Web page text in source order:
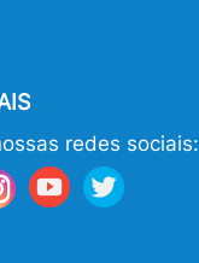
redes sociais: